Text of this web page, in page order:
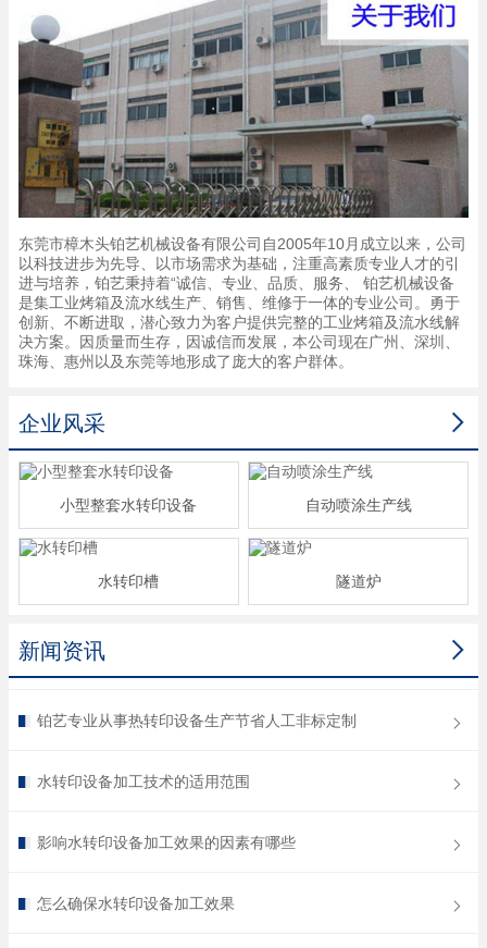
东莞市樟木头铂艺机械设备有限公司自2005年10月成立以来，公司
以科技进步为先导、以市场需求为基础，注重高素质专业人才的引
进与培养，铂艺秉持着“诚信、专业、品质、服务、 铂艺机械设备
是集工业烤箱及流水线生产、销售、维修于一体的专业公司。勇于
创新、不断进取，潜心致力为客户提供完整的工业烤箱及流水线解
决方案。因质量而生存，因诚信而发展，本公司现在广州、深圳、
珠海、惠州以及东莞等地形成了庞大的客户群体。

企业风采
小型整套水转印设备 自动喷涂生产线
水转印槽 隧道炉

新闻资讯
铂艺专业从事热转印设备生产节省人工非标定制
水转印设备加工技术的适用范围
影响水转印设备加工效果的因素有哪些
怎么确保水转印设备加工效果